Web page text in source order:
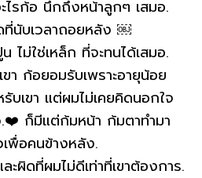
ไรก้อ นึกถึงหน้าลูกๆ เสมอ.
ที่นับเวลาถอยหลัง ￼
ไม่ใช่เหล็ก ที่จะทนได้เสมอ.
า ก้อยอมรับเพราะอายุน้อย
รับเขา แต่ผมไม่เคยคิดนอกใจ
.❤️ ก็มีแต่ก้มหน้า ก้มตาทำมา
พื่อคนข้างหลัง.
ผิดที่ผมไม่ดีเท่าที่เขาต้องการ.